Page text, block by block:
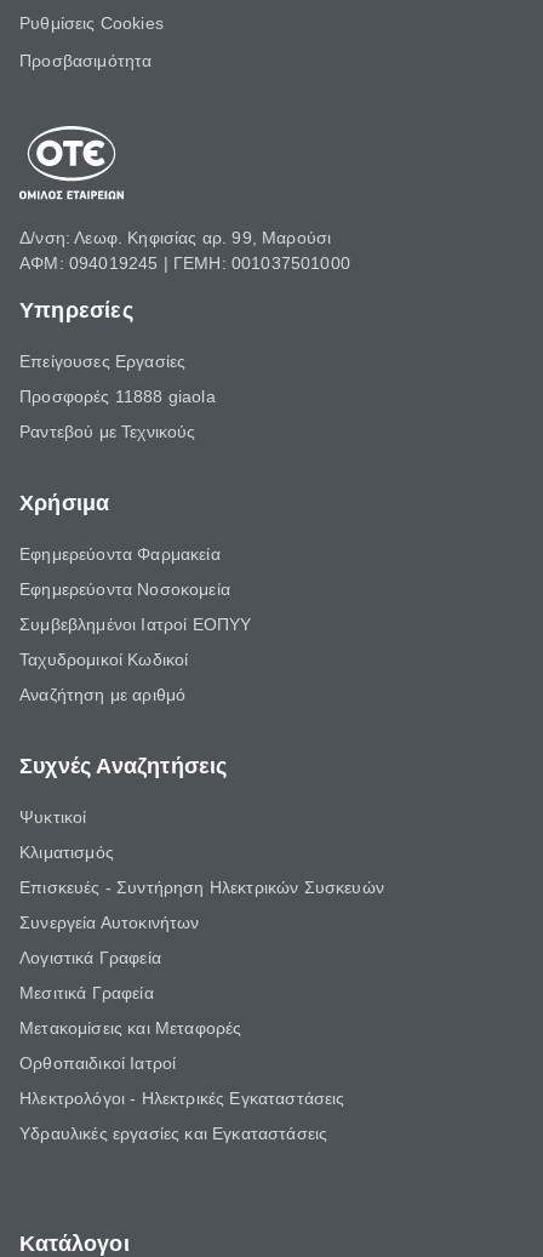
Ρυθμίσεις Cookies
Προσβασιμότητα
Δ/νση: Λεωφ. Κηφισίας αρ. 99, Μαρούσι
ΑΦΜ: 094019245 | ΓΕΜΗ: 001037501000
Υπηρεσίες
Επείγουσες Εργασίες
Προσφορές 11888 giaola
Ραντεβού με Τεχνικούς
Χρήσιμα
Εφημερεύοντα Φαρμακεία
Εφημερεύοντα Νοσοκομεία
Συμβεβλημένοι Ιατροί ΕΟΠΥΥ
Ταχυδρομικοί Κωδικοί
Αναζήτηση με αριθμό
Συχνές Αναζητήσεις
Ψυκτικοί
Κλιματισμός
Επισκευές - Συντήρηση Ηλεκτρικών Συσκευών
Συνεργεία Αυτοκινήτων
Λογιστικά Γραφεία
Μεσιτικά Γραφεία
Μετακομίσεις και Μεταφορές
Ορθοπαιδικοί Ιατροί
Ηλεκτρολόγοι - Ηλεκτρικές Εγκαταστάσεις
Υδραυλικές εργασίες και Εγκαταστάσεις
Κατάλογοι